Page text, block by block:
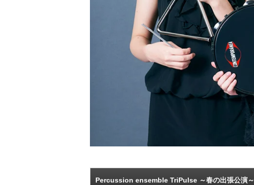
Percussion ensemble TriPulse ～春の出張公演～